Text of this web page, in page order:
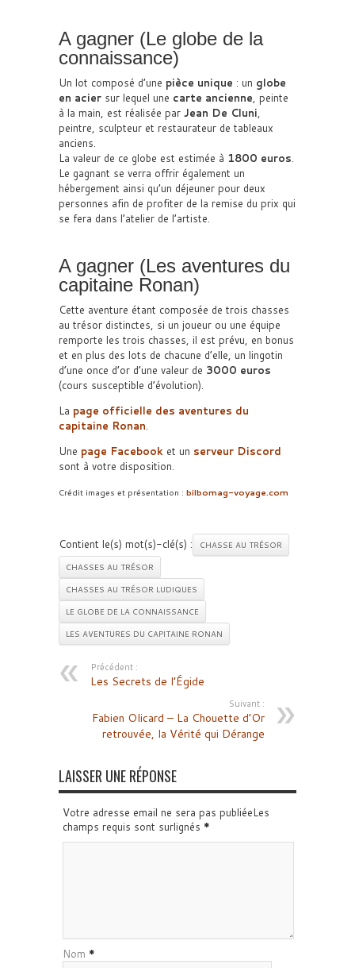
A gagner (Le globe de la
connaissance)
Un lot composé d’une pièce unique : un globe
en acier sur lequel une carte ancienne, peinte
à la main, est réalisée par Jean De Cluni,
peintre, sculpteur et restaurateur de tableaux
anciens.
La valeur de ce globe est estimée à 1800 euros.
Le gagnant se verra offrir également un
hébergement ainsi qu’un déjeuner pour deux
personnes afin de profiter de la remise du prix qui
se fera dans l’atelier de l’artiste.
A gagner (Les aventures du
capitaine Ronan)
Cette aventure étant composée de trois chasses
au trésor distinctes, si un joueur ou une équipe
remporte les trois chasses, il est prévu, en bonus
et en plus des lots de chacune d’elle, un lingotin
d’une once d’or d’une valeur de 3000 euros
(cours susceptible d’évolution).
La page officielle des aventures du
capitaine Ronan.
Une page Facebook et un serveur Discord
sont à votre disposition.
Crédit images et présentation : bilbomag-voyage.com
Contient le(s) mot(s)-clé(s) :
CHASSE AU TRÉSOR
CHASSES AU TRÉSOR
CHASSES AU TRÉSOR LUDIQUES
LE GLOBE DE LA CONNAISSANCE
LES AVENTURES DU CAPITAINE RONAN
Précédent :
Les Secrets de l’Égide
Suivant :
Fabien Olicard – La Chouette d’Or
retrouvée, la Vérité qui Dérange
LAISSER UNE RÉPONSE
Votre adresse email ne sera pas publiéeLes
champs requis sont surlignés *
Nom *